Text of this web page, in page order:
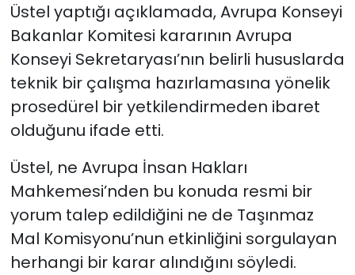
Üstel yaptığı açıklamada, Avrupa Konseyi
Bakanlar Komitesi kararının Avrupa
Konseyi Sekretaryası’nın belirli hususlarda
teknik bir çalışma hazırlamasına yönelik
prosedürel bir yetkilendirmeden ibaret
olduğunu ifade etti.
Üstel, ne Avrupa İnsan Hakları
Mahkemesi’nden bu konuda resmi bir
yorum talep edildiğini ne de Taşınmaz
Mal Komisyonu’nun etkinliğini sorgulayan
herhangi bir karar alındığını söyledi.